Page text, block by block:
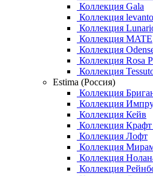
Коллекция Gala
Коллекция levanto
Коллекция
Коллекция MATE
Коллекция
Коллекция Rosa
Коллекция
Estima (Россия)
Коллекция
Коллекция
Коллекция Кейв
Коллекция
Коллекция Лофт
Коллекция
Коллекция
Коллекция